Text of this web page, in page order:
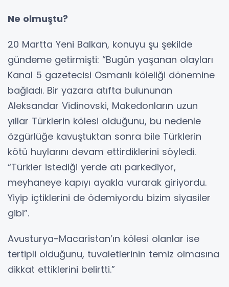
Ne olmuştu?
20 Martta Yeni Balkan, konuyu şu şekilde
gündeme getirmişti: “Bugün yaşanan olayları
Kanal 5 gazetecisi Osmanlı köleliği dönemine
bağladı. Bir yazara atıfta bulununan
Aleksandar Vidinovski, Makedonların uzun
yıllar Türklerin kölesi olduğunu, bu nedenle
özgürlüğe kavuştuktan sonra bile Türklerin
kötü huylarını devam ettirdiklerini söyledi.
“Türkler istediği yerde atı parkediyor,
meyhaneye kapıyı ayakla vurarak giriyordu.
Yiyip içtiklerini de ödemiyordu bizim siyasiler
gibi”.
Avusturya-Macaristan’ın kölesi olanlar ise
tertipli olduğunu, tuvaletlerinin temiz olmasına
dikkat ettiklerini belirtti.”